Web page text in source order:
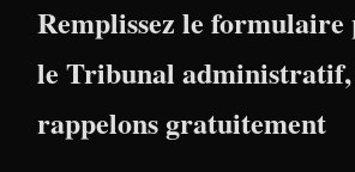
Remplissez le
le Tribunal administratif,
rappelons gratuitement